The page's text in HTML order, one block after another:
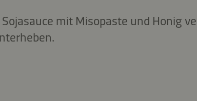
mit Misopaste und Honig